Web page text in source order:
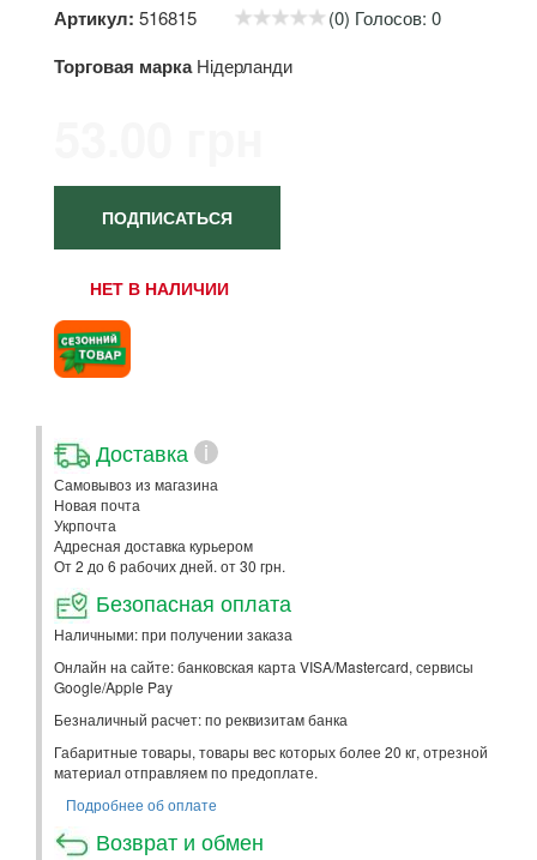
Артикул: 516815 (0) Голосов: 0
Торговая марка Нідерланди
ПОДПИСАТЬСЯ
НЕТ В НАЛИЧИИ
Доставка i
Самовывоз из магазина
Новая почта
Укрпочта
Адресная доставка курьером
От 2 до 6 рабочих дней. от 30 грн.
Безопасная оплата
Наличными: при получении заказа
Онлайн на сайте: банковская карта VISA/Mastercard, сервисы
Google/Apple Pay
Безналичный расчет: по реквизитам банка
Габаритные товары, товары вес которых более 20 кг, отрезной
материал отправляем по предоплате.
Подробнее об оплате
Возврат и обмен